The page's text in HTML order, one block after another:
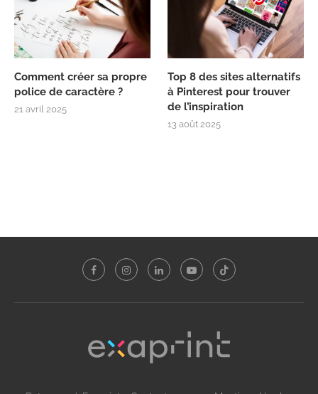
Comment créer sa propre
police de caractère ?
21 avril 2025
Top 8 des sites alternatifs
à Pinterest pour trouver
de l’inspiration
13 août 2025